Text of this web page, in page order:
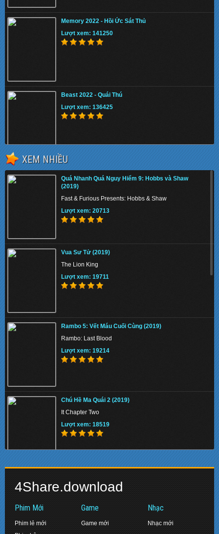
Memory 2022 - Hồi Ức Sát Thủ
Lượt xem: 141250
Beast 2022 - Quái Thú
Lượt xem: 136425
Pinocchio 2022 - Cậu Bé Người Gỗ
Lượt xem: 131816
Emergency Declaration 2022 - Hạ Cánh Khẩn
Cấp
Lượt xem: 153491
Where the Crawdads Sing 2022 - Xa Ngoài Kia
Nơi Loài Tôm Hát
Lượt xem: 138773
Thor Love and Thunder 2022 - Thor: Tình Yêu và
Sấm Sét
Lượt xem: 131800
XEM NHIỀU
Quá Nhanh Quá Nguy Hiểm 9: Hobbs và Shaw
(2019)
Fast & Furious Presents: Hobbs & Shaw
Lượt xem: 20713
Vua Sư Tử (2019)
The Lion King
Lượt xem: 19711
Rambo 5: Vết Máu Cuối Cùng (2019)
Rambo: Last Blood
Lượt xem: 19214
Chú Hề Ma Quái 2 (2019)
It Chapter Two
Lượt xem: 18519
Avengers: Endgame
4Share.download
Phim Mới
Phim lẻ mới
Game
Game mới
Nhạc
Nhạc mới